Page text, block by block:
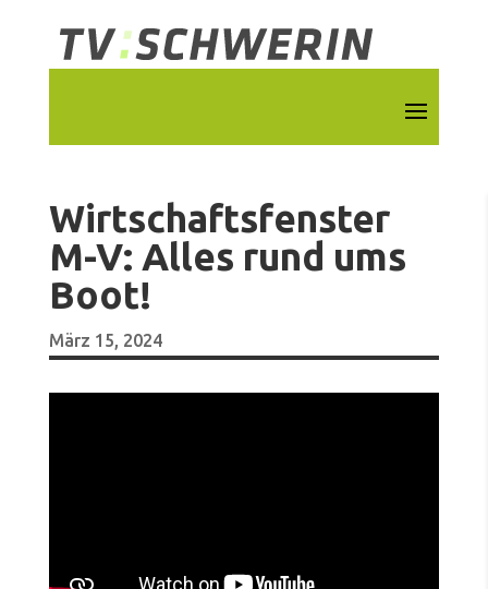
Wirtschaftsfenster
M-V: Alles rund ums
Boot!
März 15, 2024